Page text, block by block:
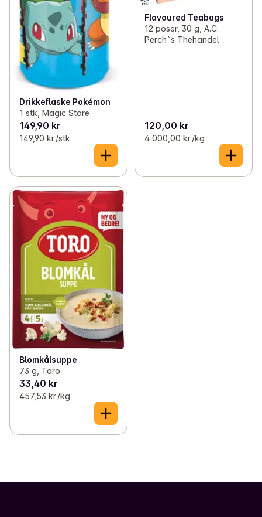
Drikkeflaske Pokémon
1 stk, Magic Store
149,90 kr
149,90 kr /stk
Flavoured Teabags
12 poser, 30 g, A.C.
Perch`s Thehandel
120,00 kr
4 000,00 kr /kg
Blomkålsuppe
73 g, Toro
33,40 kr
457,53 kr /kg